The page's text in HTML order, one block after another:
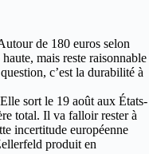
de 180 euros selon
mais reste raisonnable
c’est la durabilité à
sort le 19 août aux États-
total. Il va falloir rester à
incertitude européenne
produit en